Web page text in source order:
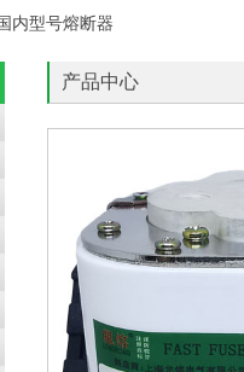
内型号熔断器
产品中心